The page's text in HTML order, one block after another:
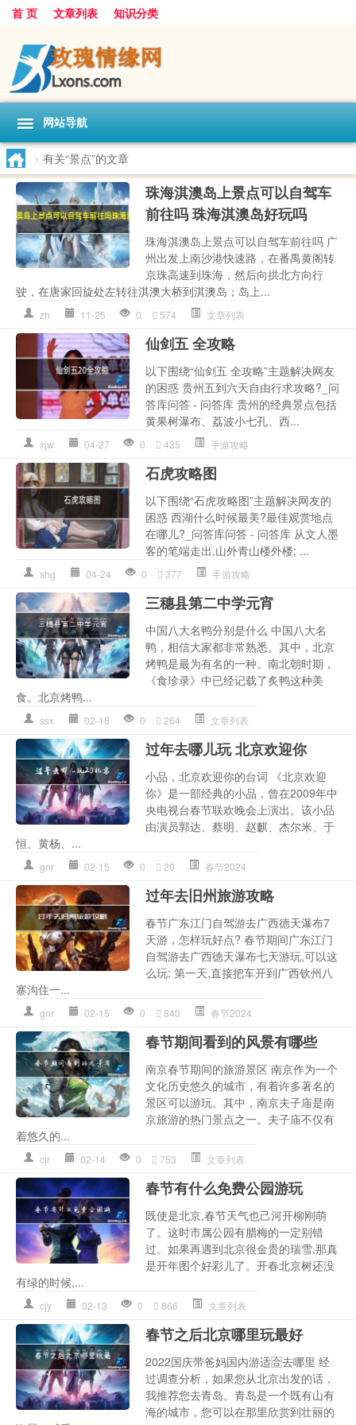
首 页 文章列表 知识分类
网站导航
> 有关“景点”的文章
珠海淇澳岛上景点可以自驾车
前往吗 珠海淇澳岛好玩吗
珠海淇澳岛上景点可以自驾车前往吗 广
州出发上南沙港快速路，在番禺黄阁转
京珠高速到珠海，然后向拱北方向行
驶，在唐家回旋处左转往淇澳大桥到淇澳岛；岛上...
zh 11-25 0 574 文章列表
仙剑五 全攻略
以下围绕“仙剑五 全攻略”主题解决网友
的困惑 贵州五到六天自由行求攻略?_问
答库问答 - 问答库 贵州的经典景点包括
黄果树瀑布、荔波小七孔、西...
xjw 04-27 0 435 手游攻略
石虎攻略图
以下围绕“石虎攻略图”主题解决网友的
困惑 西湖什么时候最美?最佳观赏地点
在哪儿?_问答库问答 - 问答库 从文人墨
客的笔端走出,山外青山楼外楼; ...
shg 04-24 0 377 手游攻略
三穗县第二中学元宵
中国八大名鸭分别是什么 中国八大名
鸭，相信大家都非常熟悉。其中，北京
烤鸭是最为有名的一种。南北朝时期，
《食珍录》中已经记载了炙鸭这种美
食。北京烤鸭...
ssx 02-18 0 264 文章列表
过年去哪儿玩 北京欢迎你
小品，北京欢迎你的台词 《北京欢迎
你》是一部经典的小品，曾在2009年中
央电视台春节联欢晚会上演出。该小品
由演员郭达、蔡明、赵麒、杰尔米、于
恒、黄杨、...
gnr 02-15 0 20 春节2024
过年去旧州旅游攻略
春节广东江门自驾游去广西德天瀑布7
天游，怎样玩好点? 春节期间广东江门
自驾游去广西德天瀑布七天游玩,可以这
么玩: 第一天,直接把车开到广西钦州八
寨沟住一...
gnr 02-15 0 840 春节2024
春节期间看到的风景有哪些
南京春节期间的旅游景区 南京作为一个
文化历史悠久的城市，有着许多著名的
景区可以游玩。其中，南京夫子庙是南
京旅游的热门景点之一。夫子庙不仅有
着悠久的...
cjr 02-14 0 753 文章列表
春节有什么免费公园游玩
既使是北京,春节天气也己河开柳刚萌
了。这时市属公园有腊梅的一定别错
过。如果再遇到北京很金贵的瑞雪,那真
是开年图个好彩儿了。开春北京树还没
有绿的时候,...
cjy 02-13 0 866 文章列表
春节之后北京哪里玩最好
2022国庆带爸妈国内游适🈴️去哪里 经
过调查分析，如果您从北京出发的话，
我推荐您去青岛。青岛是一个既有山有
海的城市，您可以在那里欣赏到壮丽的